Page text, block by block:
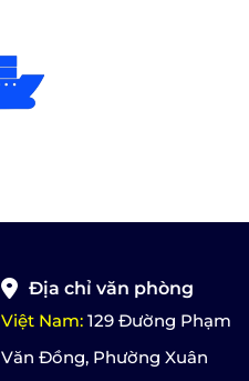
Địa chỉ văn phòng
Việt Nam: 129 Đường Phạm
Văn Đồng, Phường Xuân